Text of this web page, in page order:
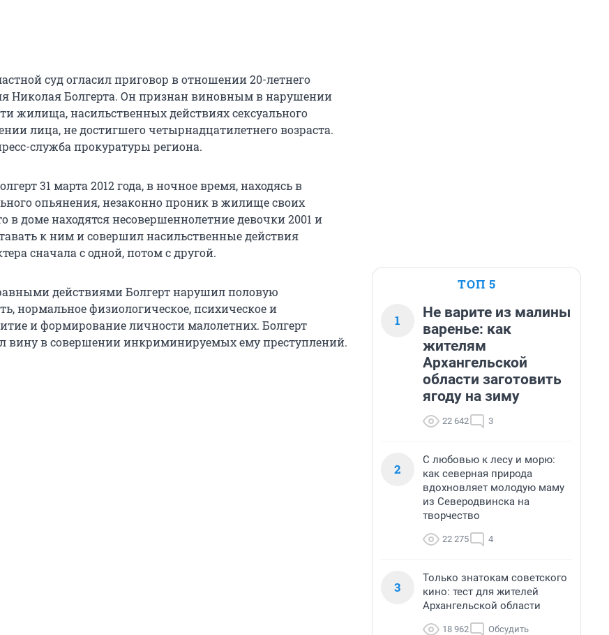
суд огласил приговор в отношении 20-летнего
Николая Болгерта. Он признан виновным в нарушении
жилища, насильственных действиях сексуального
лица, не достигшего четырнадцатилетнего возраста.
служба прокуратуры региона.
31 марта 2012 года, в ночное время, находясь в
опьянения, незаконно проник в жилище своих
в доме находятся несовершеннолетние девочки 2001 и
к ним и совершил насильственные действия
сначала с одной, потом с другой.
действиями Болгерт нарушил половую
нормальное физиологическое, психическое и
и формирование личности малолетних. Болгерт
вину в совершении инкриминируемых ему преступлений.
ТОП 5
1
Не варите из малины
варенье: как
жителям
Архангельской
области заготовить
ягоду на зиму
22 642 3
2
С любовью к лесу и морю:
как северная природа
вдохновляет молодую маму
из Северодвинска на
творчество
22 275 4
3
Только знатокам советского
кино: тест для жителей
Архангельской области
18 962 Обсудить